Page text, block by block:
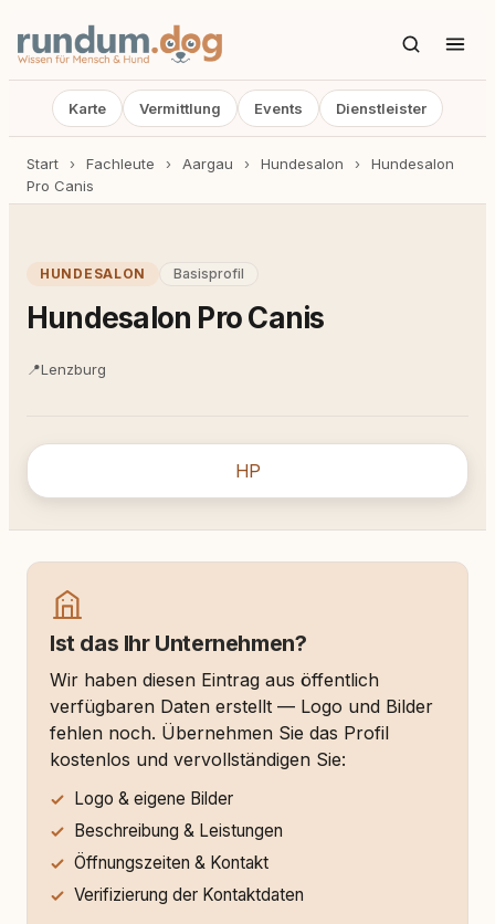
Karte Vermittlung Events Dienstleister
Start › Fachleute › Aargau › Hundesalon ›
Hundesalon
Pro Canis
HUNDESALON Basisprofil
Hundesalon Pro Canis
📍Lenzburg
HP
Ist das Ihr Unternehmen?
Wir haben diesen Eintrag aus öffentlich
verfügbaren Daten erstellt — Logo und Bilder
fehlen noch. Übernehmen Sie das Profil
kostenlos und vervollständigen Sie:
Logo & eigene Bilder
Beschreibung & Leistungen
Öffnungszeiten & Kontakt
Verifizierung der Kontaktdaten